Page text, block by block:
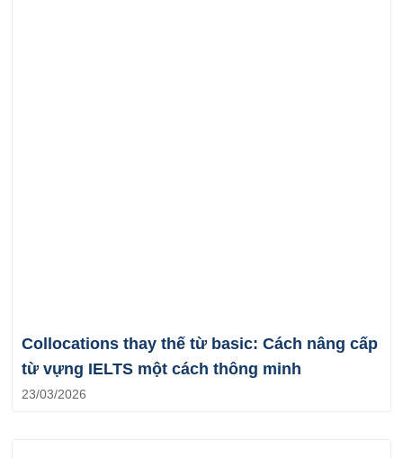
Collocations thay thế từ basic: Cách nâng cấp
từ vựng IELTS một cách thông minh
23/03/2026